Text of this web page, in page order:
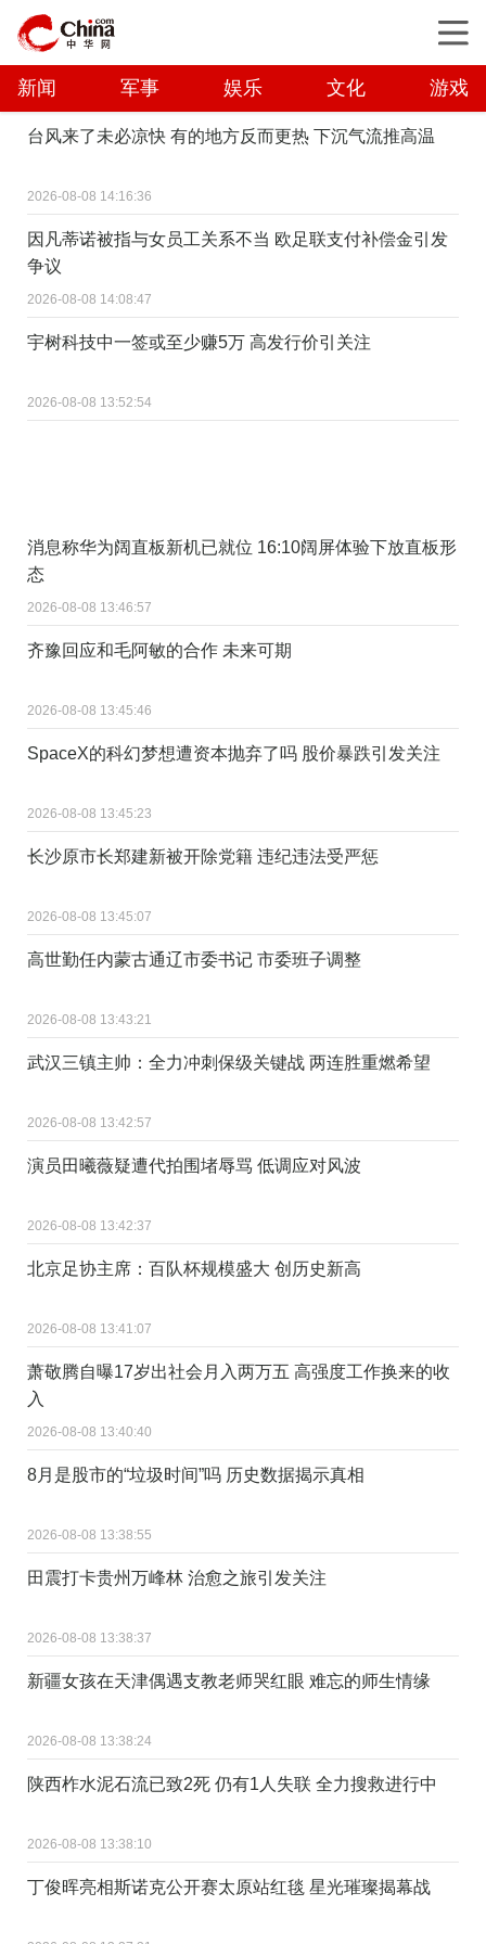
新闻 军事 娱乐 文化 游戏
台风来了未必凉快 有的地方反而更热 下沉气流推高温
2026-08-08 14:16:36
因凡蒂诺被指与女员工关系不当 欧足联支付补偿金引发
争议
2026-08-08 14:08:47
宇树科技中一签或至少赚5万 高发行价引关注
2026-08-08 13:52:54
消息称华为阔直板新机已就位 16:10阔屏体验下放直板形
态
2026-08-08 13:46:57
齐豫回应和毛阿敏的合作 未来可期
2026-08-08 13:45:46
SpaceX的科幻梦想遭资本抛弃了吗 股价暴跌引发关注
2026-08-08 13:45:23
长沙原市长郑建新被开除党籍 违纪违法受严惩
2026-08-08 13:45:07
高世勤任内蒙古通辽市委书记 市委班子调整
2026-08-08 13:43:21
武汉三镇主帅：全力冲刺保级关键战 两连胜重燃希望
2026-08-08 13:42:57
演员田曦薇疑遭代拍围堵辱骂 低调应对风波
2026-08-08 13:42:37
北京足协主席：百队杯规模盛大 创历史新高
2026-08-08 13:41:07
萧敬腾自曝17岁出社会月入两万五 高强度工作换来的收
入
2026-08-08 13:40:40
8月是股市的“垃圾时间”吗 历史数据揭示真相
2026-08-08 13:38:55
田震打卡贵州万峰林 治愈之旅引发关注
2026-08-08 13:38:37
新疆女孩在天津偶遇支教老师哭红眼 难忘的师生情缘
2026-08-08 13:38:24
陕西柞水泥石流已致2死 仍有1人失联 全力搜救进行中
2026-08-08 13:38:10
丁俊晖亮相斯诺克公开赛太原站红毯 星光璀璨揭幕战